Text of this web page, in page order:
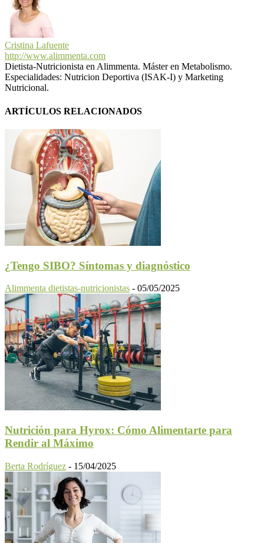
Cristina Lafuente
http://www.alimmenta.com
Dietista-Nutricionista en Alimmenta. Máster en Metabolismo.
Especialidades: Nutricion Deportiva (ISAK-I) y Marketing
Nutricional.
ARTÍCULOS RELACIONADOS
¿Tengo SIBO? Síntomas y diagnóstico
Alimmenta dietistas-nutricionistas - 05/05/2025
Nutrición para Hyrox: Cómo Alimentarte para
Rendir al Máximo
Berta Rodríguez - 15/04/2025